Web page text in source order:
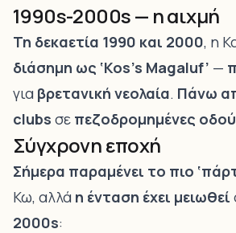
1990s-2000s — η αιχμή
Τη δεκαετία 1990 και 2000, η
διάσημη ως ‘Kos’s Magaluf’ —
για βρετανική νεολαία. Πάνω
clubs σε πεζοδρομημένες
Σύγχρονη εποχή
Σήμερα παραμένει το πιο
Κω, αλλά η ένταση έχει μειωθεί
2000s: